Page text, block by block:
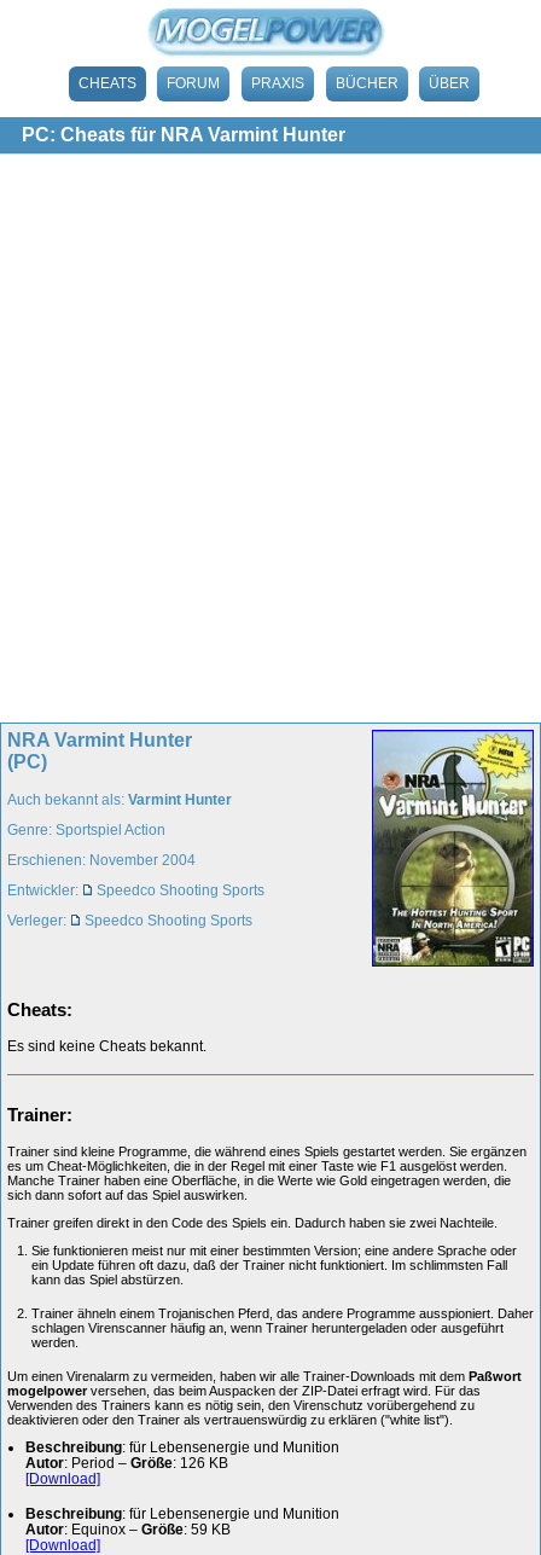
CHEATS FORUM PRAXIS BÜCHER ÜBER
PC: Cheats für NRA Varmint Hunter
NRA Varmint Hunter
(PC)
Auch bekannt als: Varmint Hunter
Genre: Sportspiel Action
Erschienen: November 2004
Entwickler:
Speedco Shooting Sports
Verleger:
Speedco Shooting Sports
Cheats:
Es sind keine Cheats bekannt.
Trainer:
Trainer sind kleine Programme, die während eines Spiels gestartet werden. Sie ergänzen
es um Cheat-Möglichkeiten, die in der Regel mit einer Taste wie F1 ausgelöst werden.
Manche Trainer haben eine Oberfläche, in die Werte wie Gold eingetragen werden, die
sich dann sofort auf das Spiel auswirken.
Trainer greifen direkt in den Code des Spiels ein. Dadurch haben sie zwei Nachteile.
Sie funktionieren meist nur mit einer bestimmten Version; eine andere Sprache oder
ein Update führen oft dazu, daß der Trainer nicht funktioniert. Im schlimmsten Fall
kann das Spiel abstürzen.
Trainer ähneln einem Trojanischen Pferd, das andere Programme ausspioniert. Daher
schlagen Virenscanner häufig an, wenn Trainer heruntergeladen oder ausgeführt
werden.
Um einen Virenalarm zu vermeiden, haben wir alle Trainer-Downloads mit dem Paßwort
mogelpowerversehen, das beim Auspacken der ZIP-Datei erfragt wird. Für das
Verwenden des Trainers kann es nötig sein, den Virenschutz vorübergehend zu
deaktivieren oder den Trainer als vertrauenswürdig zu erklären ("white list").
Beschreibung: für Lebensenergie und Munition
Autor: Period – Größe: 126 KB
[Download]
Beschreibung: für Lebensenergie und Munition
Autor: Equinox – Größe: 59 KB
[Download]